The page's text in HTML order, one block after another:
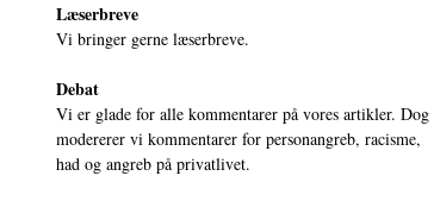
Læserbreve
Vi bringer gerne læserbreve.
Debat
Vi er glade for alle kommentarer på vores artikler. Dog
modererer vi kommentarer for personangreb, racisme,
had og angreb på privatlivet.